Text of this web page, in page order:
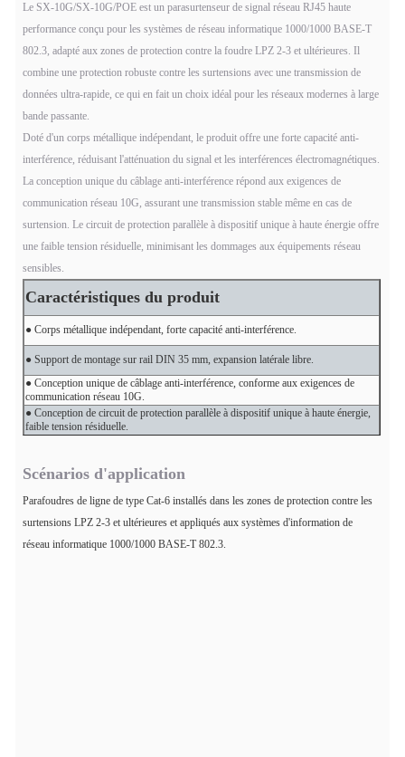
Le SX-10G/SX-10G/POE est un parasurtenseur de signal réseau RJ45 haute
performance conçu pour les systèmes de réseau informatique 1000/1000 BASE-T
802.3, adapté aux zones de protection contre la foudre LPZ 2-3 et ultérieures. Il
combine une protection robuste contre les surtensions avec une transmission de
données ultra-rapide, ce qui en fait un choix idéal pour les réseaux modernes à large
bande passante.
Doté d'un corps métallique indépendant, le produit offre une forte capacité anti-
interférence, réduisant l'atténuation du signal et les interférences électromagnétiques.
La conception unique du câblage anti-interférence répond aux exigences de
communication réseau 10G, assurant une transmission stable même en cas de
surtension. Le circuit de protection parallèle à dispositif unique à haute énergie offre
une faible tension résiduelle, minimisant les dommages aux équipements réseau
sensibles.
Caractéristiques du produit
● Corps métallique indépendant, forte capacité anti-interférence.
● Support de montage sur rail DIN 35 mm, expansion latérale libre.
● Conception unique de câblage anti-interférence, conforme aux exigences de
communication réseau 10G.
● Conception de circuit de protection parallèle à dispositif unique à haute énergie,
faible tension résiduelle.
Scénarios d'application
Parafoudres de ligne de type Cat-6 installés dans les zones de protection contre les
surtensions LPZ 2-3 et ultérieures et appliqués aux systèmes d'information de
réseau informatique 1000/1000 BASE-T 802.3.